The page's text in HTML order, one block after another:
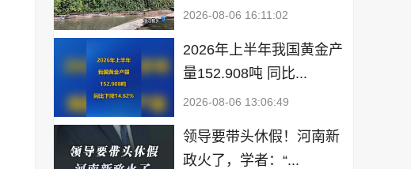
2026-08-06 16:11:02
2026年上半年我国黄金产
量152.908吨 同比...
2026-08-06 13:06:49
领导要带头休假！河南新
政火了，学者：“...